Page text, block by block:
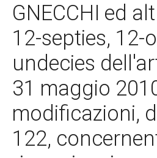
GNECCHI ed
12-septies, 12-
undecies
31 maggio
modificazioni,
122,